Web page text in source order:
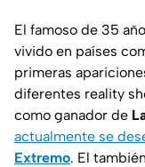
El famoso de 35
vivido en países
primeras
diferentes reality
como ganador de
actualmente se
Extremo. El también